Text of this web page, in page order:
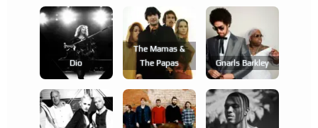
Dio
The Mamas &
The Papas
Gnarls Barkley